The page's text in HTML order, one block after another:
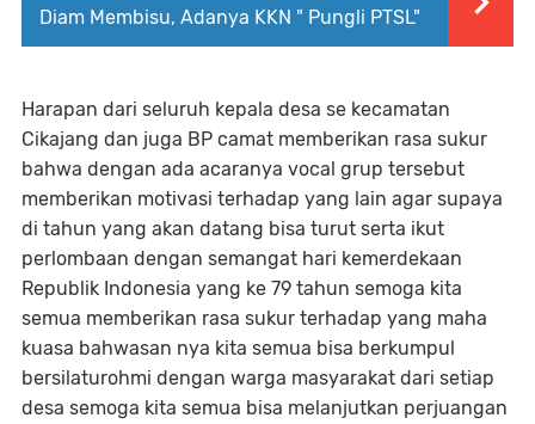
Diam Membisu, Adanya KKN " Pungli PTSL"
Harapan dari seluruh kepala desa se kecamatan
Cikajang dan juga BP camat memberikan rasa sukur
bahwa dengan ada acaranya vocal grup tersebut
memberikan motivasi terhadap yang lain agar supaya
di tahun yang akan datang bisa turut serta ikut
perlombaan dengan semangat hari kemerdekaan
Republik Indonesia yang ke 79 tahun semoga kita
semua memberikan rasa sukur terhadap yang maha
kuasa bahwasan nya kita semua bisa berkumpul
bersilaturohmi dengan warga masyarakat dari setiap
desa semoga kita semua bisa melanjutkan perjuangan